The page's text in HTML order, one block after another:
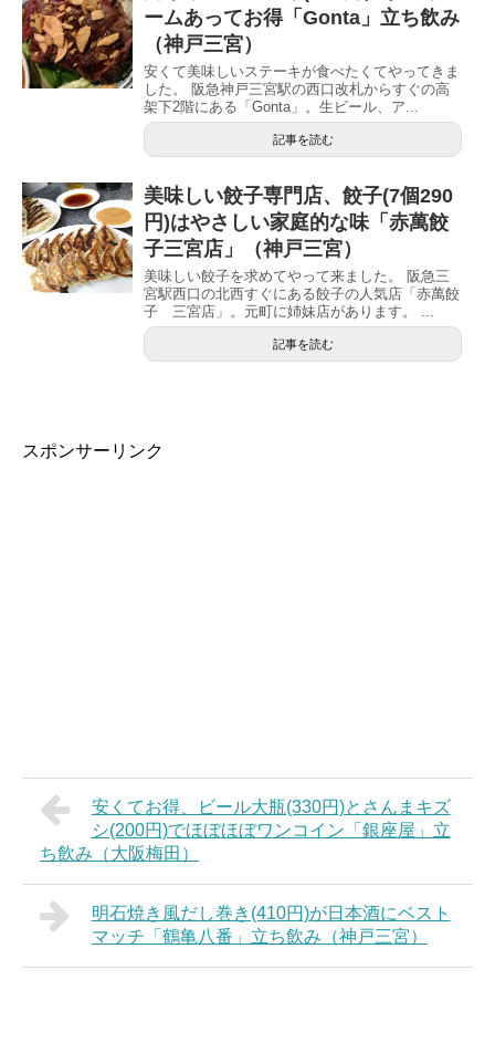
ームあってお得「Gonta」立ち飲み
（神戸三宮）
安くて美味しいステーキが食べたくてやってきま
した。 阪急神戸三宮駅の西口改札からすぐの高
架下2階にある「Gonta」。生ビール、ア...
記事を読む
美味しい餃子専門店、餃子(7個290
円)はやさしい家庭的な味「赤萬餃
子三宮店」（神戸三宮）
美味しい餃子を求めてやって来ました。 阪急三
宮駅西口の北西すぐにある餃子の人気店「赤萬餃
子 三宮店」。元町に姉妹店があります。 ...
記事を読む
スポンサーリンク
安くてお得、ビール大瓶(330円)とさんまキズ
シ(200円)でほぼほぼワンコイン「銀座屋」立
ち飲み（大阪梅田）
明石焼き風だし巻き(410円)が日本酒にベスト
マッチ「鶴亀八番」立ち飲み（神戸三宮）